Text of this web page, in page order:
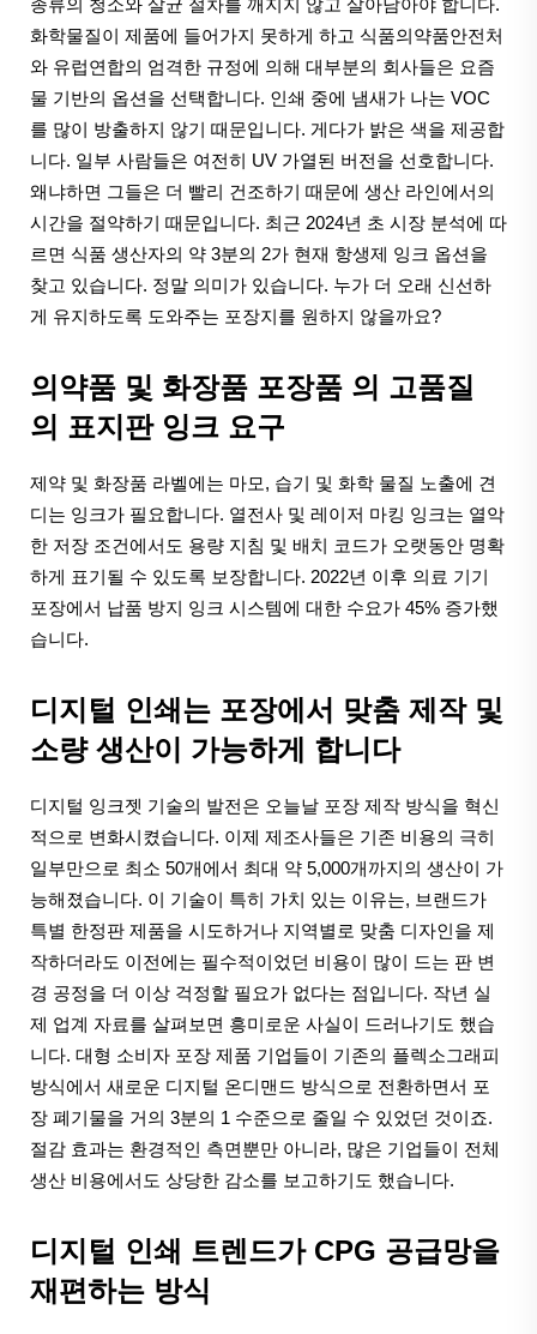
화학물질이 제품에 들어가지 못하게 하고 식품의약품안전처
와 유럽연합의 엄격한 규정에 의해 대부분의 회사들은 요즘
물 기반의 옵션을 선택합니다. 인쇄 중에 냄새가 나는 VOC
를 많이 방출하지 않기 때문입니다. 게다가 밝은 색을 제공합
니다. 일부 사람들은 여전히 UV 가열된 버전을 선호합니다.
왜냐하면 그들은 더 빨리 건조하기 때문에 생산 라인에서의
시간을 절약하기 때문입니다. 최근 2024년 초 시장 분석에 따
르면 식품 생산자의 약 3분의 2가 현재 항생제 잉크 옵션을
찾고 있습니다. 정말 의미가 있습니다. 누가 더 오래 신선하
게 유지하도록 도와주는 포장지를 원하지 않을까요?
의약품 및 화장품 포장품 의 고품질
의 표지판 잉크 요구
제약 및 화장품 라벨에는 마모, 습기 및 화학 물질 노출에 견
디는 잉크가 필요합니다. 열전사 및 레이저 마킹 잉크는 열악
한 저장 조건에서도 용량 지침 및 배치 코드가 오랫동안 명확
하게 표기될 수 있도록 보장합니다. 2022년 이후 의료 기기
포장에서 납품 방지 잉크 시스템에 대한 수요가 45% 증가했
습니다.
디지털 인쇄는 포장에서 맞춤 제작 및
소량 생산이 가능하게 합니다
디지털 잉크젯 기술의 발전은 오늘날 포장 제작 방식을 혁신
적으로 변화시켰습니다. 이제 제조사들은 기존 비용의 극히
일부만으로 최소 50개에서 최대 약 5,000개까지의 생산이 가
능해졌습니다. 이 기술이 특히 가치 있는 이유는, 브랜드가
특별 한정판 제품을 시도하거나 지역별로 맞춤 디자인을 제
작하더라도 이전에는 필수적이었던 비용이 많이 드는 판 변
경 공정을 더 이상 걱정할 필요가 없다는 점입니다. 작년 실
제 업계 자료를 살펴보면 흥미로운 사실이 드러나기도 했습
니다. 대형 소비자 포장 제품 기업들이 기존의 플렉소그래피
방식에서 새로운 디지털 온디맨드 방식으로 전환하면서 포
장 폐기물을 거의 3분의 1 수준으로 줄일 수 있었던 것이죠.
절감 효과는 환경적인 측면뿐만 아니라, 많은 기업들이 전체
생산 비용에서도 상당한 감소를 보고하기도 했습니다.
디지털 인쇄 트렌드가 CPG 공급망을
재편하는 방식